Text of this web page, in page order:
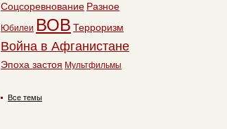
Соцсоревнование Разное
Юбилеи ВОВ Терроризм
Война в Афганистане
Эпоха застоя Мультфильмы
Все темы